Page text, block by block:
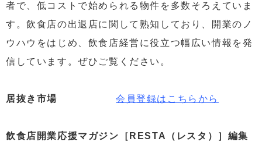
者で、低コストで始められる物件を多数そろえていま
す。飲食店の出退店に関して熟知しており、開業のノ
ウハウをはじめ、飲食店経営に役立つ幅広い情報を発
信しています。ぜひご覧ください。
居抜き市場 会員登録はこちらから
飲食店開業応援マガジン［RESTA（レスタ）］編集